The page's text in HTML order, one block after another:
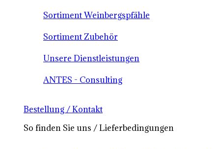
Sortiment Weinbergspfähle
Sortiment Zubehör
Unsere Dienstleistungen
ANTES - Consulting
Bestellung / Kontakt
So finden Sie uns / Lieferbedingungen